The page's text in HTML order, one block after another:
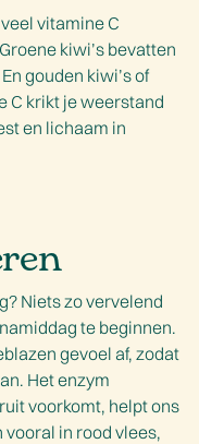
vitamine C
kiwi’s bevatten
gouden kiwi’s of
C krikt je weerstand
en lichaam in
Niets zo vervelend
te beginnen.
gevoel af, zodat
Het enzym
voorkomt, helpt ons
in rood vlees,